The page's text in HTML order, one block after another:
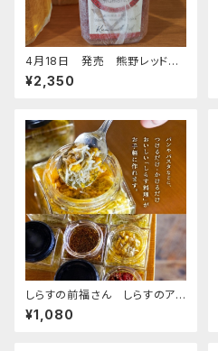
4月18日 発売 熊野レッド７２
０ｍｌ
¥2,350
しらすの前福さん しらすのアヒ
ージョ
¥1,080